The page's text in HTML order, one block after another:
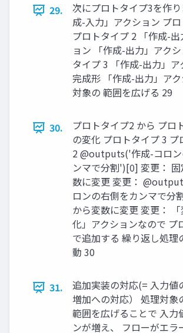
29.
次にプロトタイプ3を作
成-入力」アクション プ
プロトタイプ 2 「作成-
ョン 「作成-出力」アク
タイプ 3 「作成-出力」ア
完成形 「作成-出力」ア
対象の 範囲を広げる 29
30.
プロトタイプ2 から プロ
の変化 プロトタイプ 3 プ
2 @outputs('作成-コロン
ンマで分割')[0] 変更：
数に変更 変更：
ロンの右側をカンマで分
から変数に変更 変更：
化」アクションなので プ
で追加する 繰り返し処理
動 30
31.
追加実装の対応(= 入力値
増加への対応） 処理対象
範囲を広げることで 入力
ンが増え、 フローがエラ